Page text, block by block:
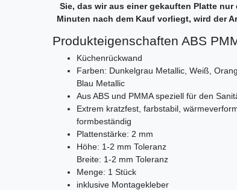
Sie, das wir aus einer gekauften Platte
Minuten nach dem Kauf vorliegt, wird der
Produkteigenschaften ABS
Küchenrückwand
Farben: Dunkelgrau Metallic, Weiß,
Blau Metallic
Aus ABS und PMMA speziell für den
Extrem kratzfest, farbstabil,
formbeständig
Plattenstärke: 2 mm
Höhe: 1-2 mm Toleranz
Breite: 1-2 mm Toleranz
Menge: 1 Stück
inklusive Montagekleber